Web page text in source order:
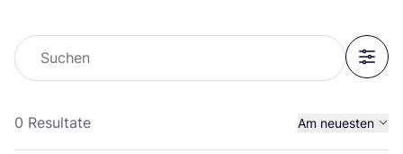
Suchen
Filter
0 Resultate Am neuesten